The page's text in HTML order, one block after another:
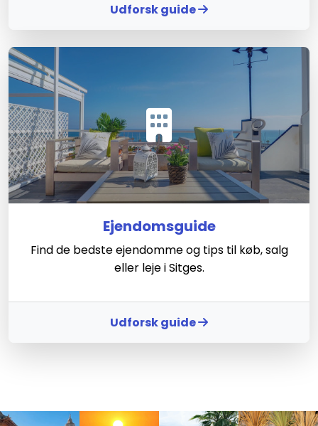
Udforsk guide
Ejendomsguide
Find de bedste ejendomme og tips til køb, salg
eller leje i Sitges.
Udforsk guide